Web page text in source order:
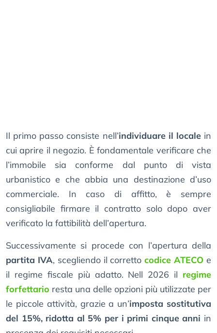
Il primo passo consiste nell’individuare il localein
cui aprire il negozio. È fondamentale verificare che
l’immobile sia conforme dal punto di vista
urbanistico e che abbia una destinazione d’uso
commerciale. In caso di affitto, è sempre
consigliabile firmare il contratto solo dopo aver
verificato la fattibilità dell’apertura.
Successivamente si procede con l’apertura della
partita IVA, scegliendo il correttocodice ATECO e
il regime fiscale più adatto. Nell 2026 il regime
forfettario resta una delle opzioni più utilizzate per
le piccole attività, grazie a un’imposta sostitutiva
del 15%, ridotta al 5% per i primi cinque anni in